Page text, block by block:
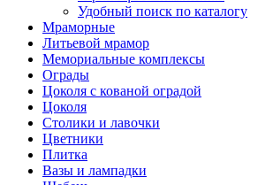
Удобный поиск по каталогу
Мраморные
Литьевой мрамор
Мемориальные комплексы
Ограды
Цоколя с кованой оградой
Цоколя
Столики и лавочки
Цветники
Плитка
Вазы и лампадки